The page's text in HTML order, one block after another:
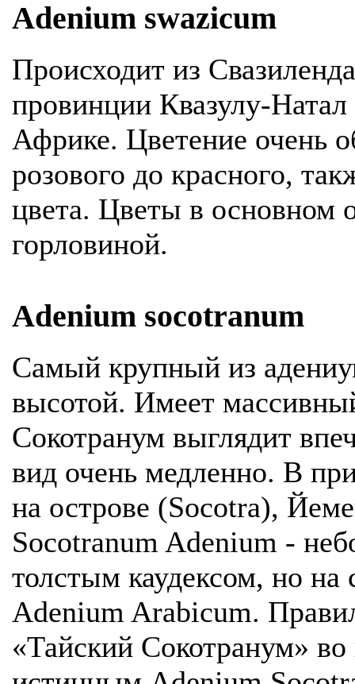
Adenium swazicum
Происходит из
провинции Квазулу-
Африке. Цветение очень
розового до красного,
цвета. Цветы в основном
горловиной.
Adenium socotranum
Самый крупный из
высотой. Имеет
Сокотранум выглядит
вид очень медленно. В
на острове (Socotra),
Socotranum Adenium -
толстым каудексом, но на
Adenium Arabicum.
«Тайский Сокотранум»